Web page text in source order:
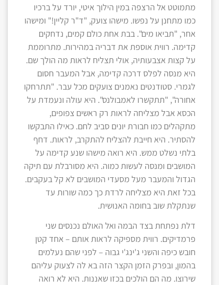
מתמוטט אל הרצפה במין הילוך איטי, יורד על ברכיו
כמו מתחנן על נפשו. מישהו צועק, "ד"ר קליין!" ומישהו
אחר, "תביאו מים". בבת אחת כולם קמים, נדחקים
קדימה. רווית אוספת את דבריה במהירות. מתרוממת
על קצות אצבעותיה, אולי תצליח לראות מה הולך שם.
היא מנסה לפלס דרכה קדימה, אבל המעבר חסום
לגמרי. סטודנטים נאמנים צועקים מכל עבר. "תתרחקו
אחורה", "תתקשרו לאמבולנס". היא עולה ונעמדת על
הכסא אבל מצליחה לראות רק ראשים צפופים,
מתקהלים כמו חבורת יונים סביב לחם. כאילו התבקשו
להסתיר. היא חייבת להצליח להתקרב, לראות. דחף
בלתי נשלט ממש. היא רואה מישהו שנע קדימה על
המושבים ומנסה לעשות כמוה. היא מסורבלת עם תיקה
הגדול והמעבר מעל מסעדי המושבים לא קל בעקבים.
בכל זאת היא מצליחה לרדת כך כמה שורות עד
שנתקלת שוב בחומה האנושית.
דלת נפתחת בצד הבמה ואל האולם נכנסים שני
פרמדיקים. רווית מספיקה לראות אותם – אחד קטן
חובש כיפה והשני ג'ינג'י גבוה – לפני שהם נעלמים
בהמון, ובפרק הזמן הקצר הזה בא לה לצעוק עליהם
שירוצו. מה הם הולכים בכזו שאננות. היא לא רואה